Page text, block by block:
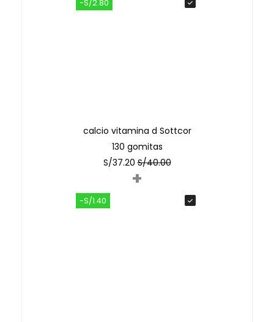
-S/2.80
calcio vitamina d Sottcor
130 gomitas
S/37.20 S/40.00
+
-S/1.40